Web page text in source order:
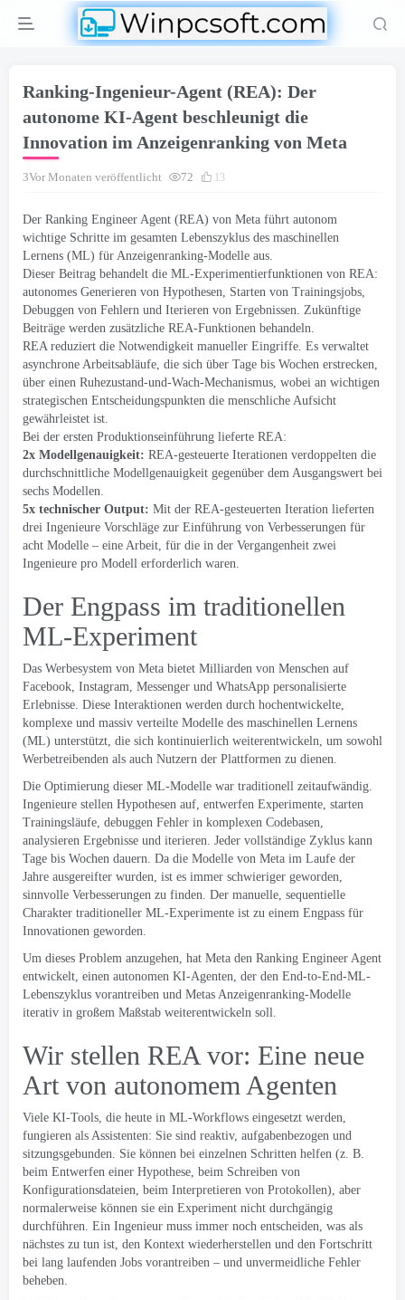
Ranking-Ingenieur-Agent (REA): Der
autonome KI-Agent beschleunigt die
Innovation im Anzeigenranking von Meta
3Vor Monaten veröffentlicht 72 13
Der Ranking Engineer Agent (REA) von Meta führt autonom
wichtige Schritte im gesamten Lebenszyklus des maschinellen
Lernens (ML) für Anzeigenranking-Modelle aus.
Dieser Beitrag behandelt die ML-Experimentierfunktionen von REA:
autonomes Generieren von Hypothesen, Starten von Trainingsjobs,
Debuggen von Fehlern und Iterieren von Ergebnissen. Zukünftige
Beiträge werden zusätzliche REA-Funktionen behandeln.
REA reduziert die Notwendigkeit manueller Eingriffe. Es verwaltet
asynchrone Arbeitsabläufe, die sich über Tage bis Wochen erstrecken,
über einen Ruhezustand-und-Wach-Mechanismus, wobei an wichtigen
strategischen Entscheidungspunkten die menschliche Aufsicht
gewährleistet ist.
Bei der ersten Produktionseinführung lieferte REA:
2x Modellgenauigkeit: REA-gesteuerte Iterationen verdoppelten die
durchschnittliche Modellgenauigkeit gegenüber dem Ausgangswert bei
sechs Modellen.
5x technischer Output: Mit der REA-gesteuerten Iteration lieferten
drei Ingenieure Vorschläge zur Einführung von Verbesserungen für
acht Modelle – eine Arbeit, für die in der Vergangenheit zwei
Ingenieure pro Modell erforderlich waren.
Der Engpass im traditionellen
ML-Experiment
Das Werbesystem von Meta bietet Milliarden von Menschen auf
Facebook, Instagram, Messenger und WhatsApp personalisierte
Erlebnisse. Diese Interaktionen werden durch hochentwickelte,
komplexe und massiv verteilte Modelle des maschinellen Lernens
(ML) unterstützt, die sich kontinuierlich weiterentwickeln, um sowohl
Werbetreibenden als auch Nutzern der Plattformen zu dienen.
Die Optimierung dieser ML-Modelle war traditionell zeitaufwändig.
Ingenieure stellen Hypothesen auf, entwerfen Experimente, starten
Trainingsläufe, debuggen Fehler in komplexen Codebasen,
analysieren Ergebnisse und iterieren. Jeder vollständige Zyklus kann
Tage bis Wochen dauern. Da die Modelle von Meta im Laufe der
Jahre ausgereifter wurden, ist es immer schwieriger geworden,
sinnvolle Verbesserungen zu finden. Der manuelle, sequentielle
Charakter traditioneller ML-Experimente ist zu einem Engpass für
Innovationen geworden.
Um dieses Problem anzugehen, hat Meta den Ranking Engineer Agent
entwickelt, einen autonomen KI-Agenten, der den End-to-End-ML-
Lebenszyklus vorantreiben und Metas Anzeigenranking-Modelle
iterativ in großem Maßstab weiterentwickeln soll.
Wir stellen REA vor: Eine neue
Art von autonomem Agenten
Viele KI-Tools, die heute in ML-Workflows eingesetzt werden,
fungieren als Assistenten: Sie sind reaktiv, aufgabenbezogen und
sitzungsgebunden. Sie können bei einzelnen Schritten helfen (z. B.
beim Entwerfen einer Hypothese, beim Schreiben von
Konfigurationsdateien, beim Interpretieren von Protokollen), aber
normalerweise können sie ein Experiment nicht durchgängig
durchführen. Ein Ingenieur muss immer noch entscheiden, was als
nächstes zu tun ist, den Kontext wiederherstellen und den Fortschritt
bei lang laufenden Jobs vorantreiben – und unvermeidliche Fehler
beheben.